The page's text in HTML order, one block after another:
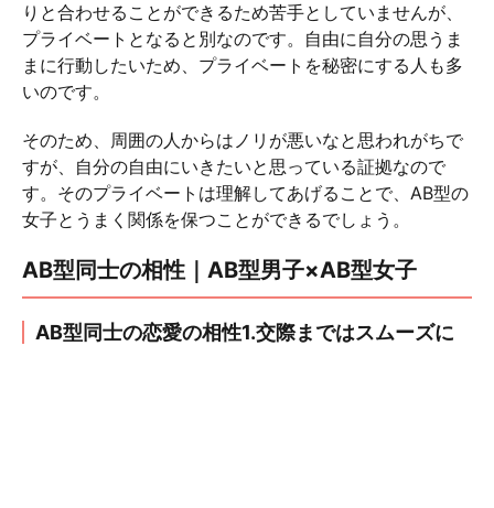
りと合わせることができるため苦手としていませんが、
プライベートとなると別なのです。自由に自分の思うま
まに行動したいため、プライベートを秘密にする人も多
いのです。
そのため、周囲の人からはノリが悪いなと思われがちで
すが、自分の自由にいきたいと思っている証拠なので
す。そのプライベートは理解してあげることで、AB型の
女子とうまく関係を保つことができるでしょう。
AB型同士の相性｜AB型男子×AB型女子
AB型同士の恋愛の相性1.交際まではスムーズに